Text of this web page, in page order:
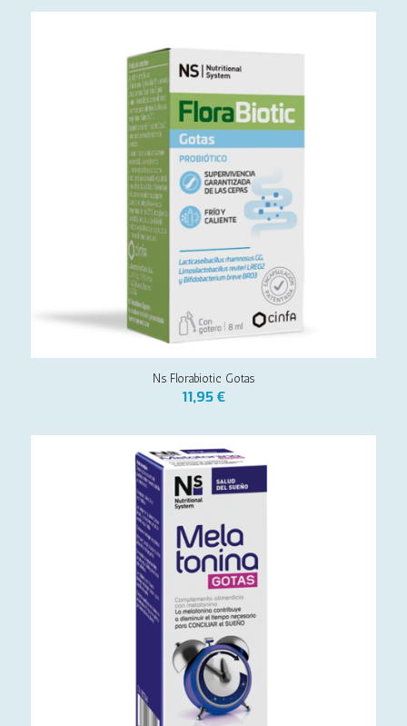
Ns Florabiotic Gotas
11,95 €